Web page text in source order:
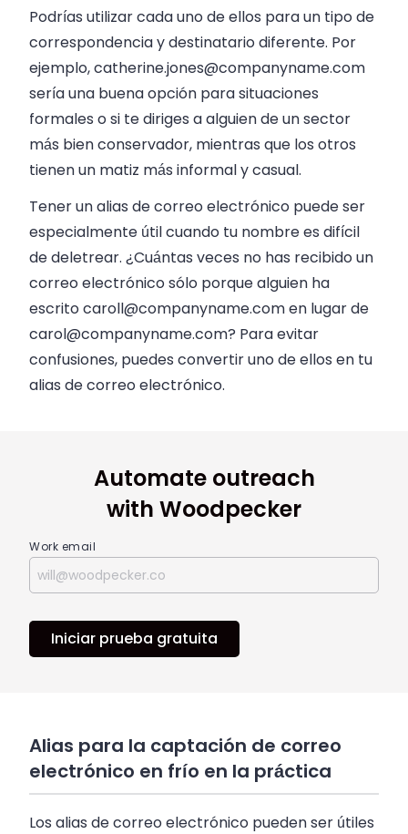
Podrías utilizar cada uno de ellos para un tipo de
correspondencia y destinatario diferente. Por
ejemplo,catherine.jones@companyname.com
sería una buena opción para situaciones
formales o si te diriges a alguien de un sector
más bien conservador, mientras que los otros
tienen un matiz más informal y casual.
Tener un alias de correo electrónico puede ser
especialmente útil cuando tu nombre es difícil
de deletrear. ¿Cuántas veces no has recibido un
correo electrónico sólo porque alguien ha
escritocaroll@companyname.comen lugar de
carol@companyname.com? Para evitar
confusiones, puedes convertir uno de ellos en tu
alias de correo electrónico.
Automate outreach
with Woodpecker
Work email
Iniciar prueba gratuita
Alias para la captación de correo
electrónico en frío en la práctica
Los alias de correo electrónico pueden ser útiles